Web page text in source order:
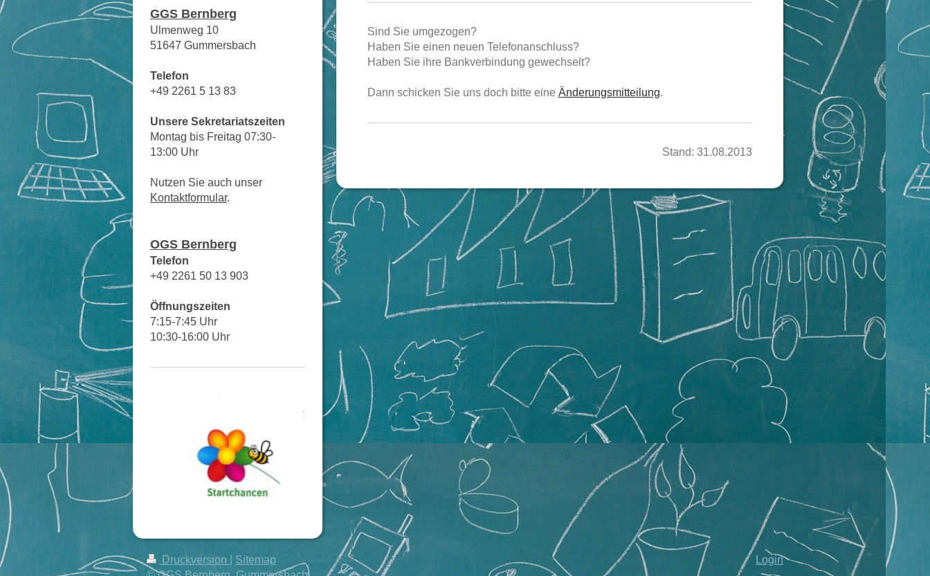
GGS Bernberg
Ulmenweg 10
51647 Gummersbach
Telefon
+49 2261 5 13 83
Unsere Sekretariatszeiten
Montag bis Freitag 07:30-
13:00 Uhr
Nutzen Sie auch unser
Kontaktformular.
OGS Bernberg
Telefon
+49 2261 50 13 903
Öffnungszeiten
7:15-7:45 Uhr
10:30-16:00 Uhr
Sind Sie umgezogen?
Haben Sie einen neuen Telefonanschluss?
Haben Sie ihre Bankverbindung gewechselt?
Dann schicken Sie uns doch bitte eine Änderungsmitteilung.
Stand: 31.08.2013
Druckversion
Sitemap
Login